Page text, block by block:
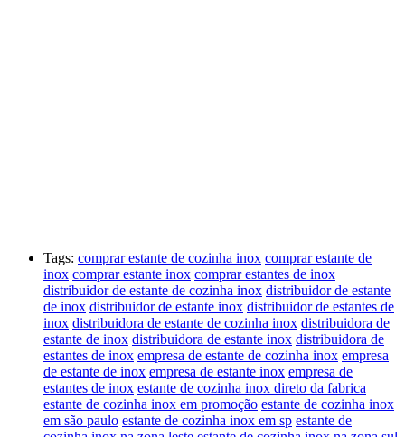
Tags: comprar estante de cozinha inox comprar estante de
inox comprar estante inox comprar estantes de inox
distribuidor de estante de cozinha inox distribuidor de estante
de inox distribuidor de estante inox distribuidor de estantes de
inox distribuidora de estante de cozinha inox distribuidora de
estante de inox distribuidora de estante inox distribuidora de
estantes de inox empresa de estante de cozinha inox empresa
de estante de inox empresa de estante inox empresa de
estantes de inox estante de cozinha inox direto da fabrica
estante de cozinha inox em promoção estante de cozinha inox
em são paulo estante de cozinha inox em sp estante de